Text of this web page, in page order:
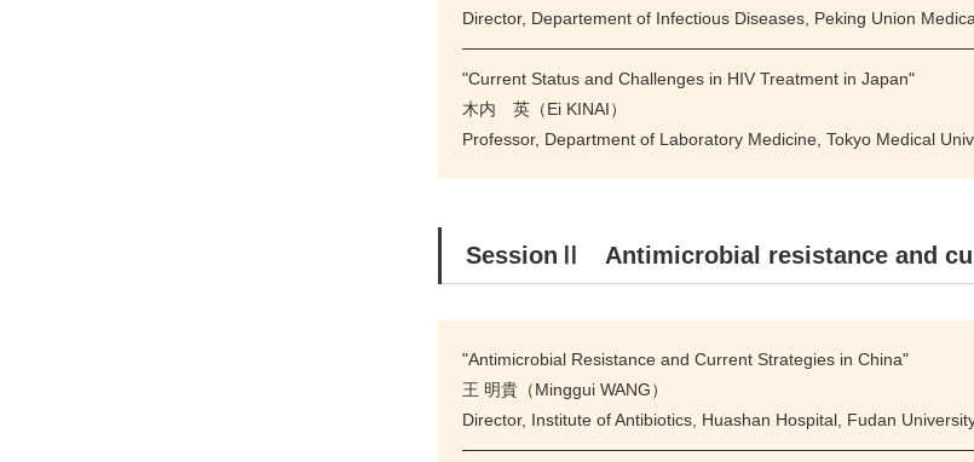
Director, Departement of Infectious Diseases, Peking Union
"Current Status and Challenges in HIV Treatment in Japan"
木内 英（Ei KINAI）
Professor, Department of Laboratory Medicine, Tokyo Medical
SessionⅡ Antimicrobial resistance and
"Antimicrobial Resistance and Current Strategies in China"
王 明貴（Minggui WANG）
Director, Institute of Antibiotics, Huashan Hospital, Fudan